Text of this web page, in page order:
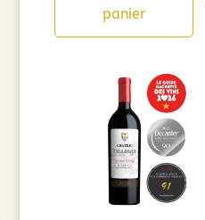
panier